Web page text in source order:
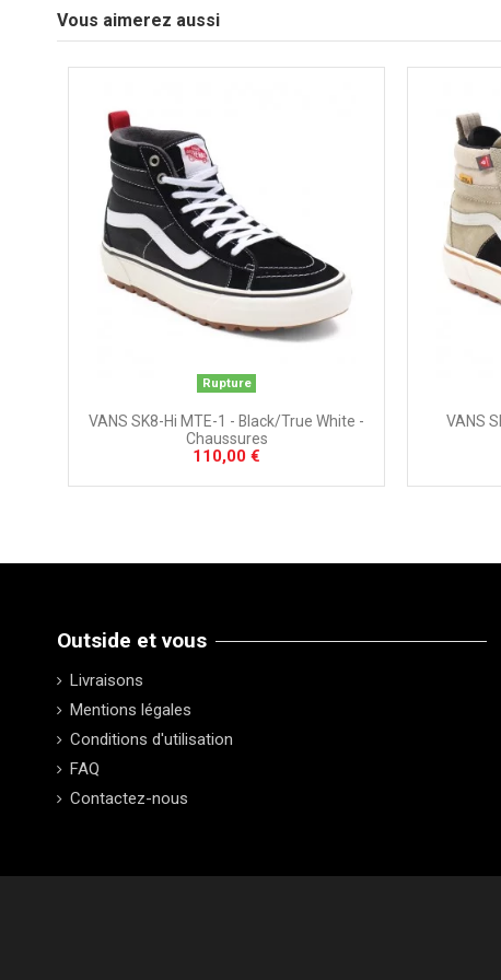
Vous aimerez aussi
Rupture
VANS SK8-Hi MTE-1 - Black/True White -
Chaussures
110,00 €
VANS
Outside et vous
Livraisons
Mentions légales
Conditions d'utilisation
FAQ
Contactez-nous